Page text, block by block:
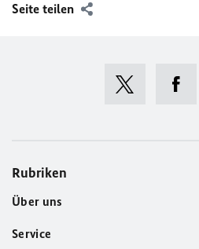
Seite teilen
Rubriken
Über uns
Service